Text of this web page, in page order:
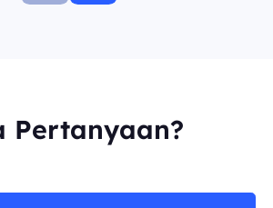
Pertanyaan?